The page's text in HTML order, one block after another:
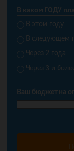
В каком ГОДУ
В этом году
В следующем
Через 2 года
Через 3 и
Ваш бюджет на